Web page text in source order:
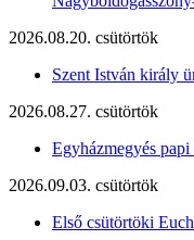
2026.08.20. csütörtök
Szent István király
2026.08.27. csütörtök
Egyházmegyés
2026.09.03. csütörtök
Első csütörtöki